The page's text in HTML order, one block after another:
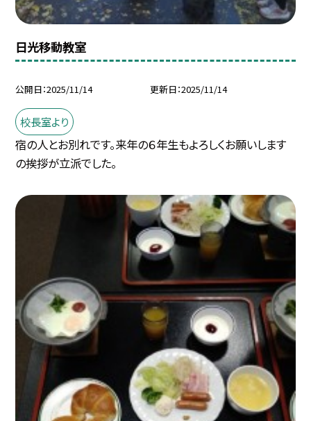
日光移動教室
公開日 2025/11/14 更新日 2025/11/14
校長室より
宿の人とお別れです。来年の６年生もよろしくお願いします
の挨拶が立派でした。